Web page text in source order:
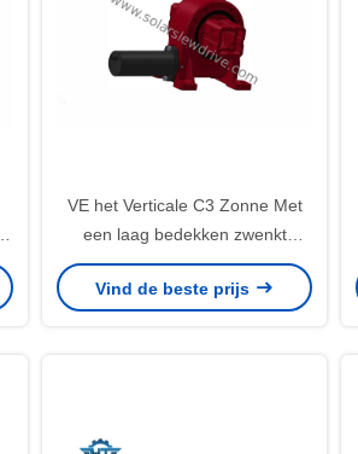
VE het Verticale C3 Zonne Met
een laag bedekken zwenkt
Aandrijving met Dubbel die Worm
wikkelen
Vind de beste prijs